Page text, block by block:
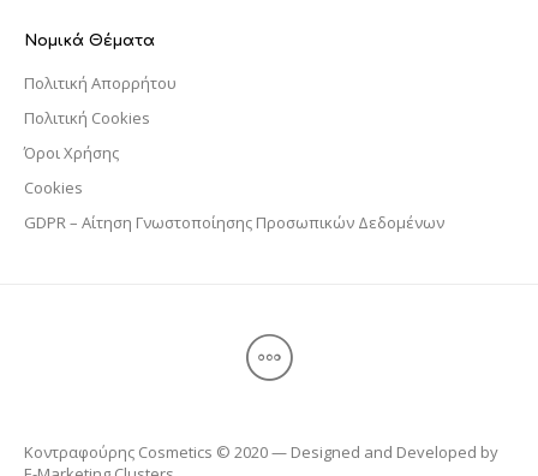
Νομικά Θέματα
Πολιτική Απορρήτου
Πολιτική Cookies
Όροι Χρήσης
Cookies
GDPR – Αίτηση Γνωστοποίησης Προσωπικών Δεδομένων
Κοντραφούρης Cosmetics © 2020 — Designed and Developed by